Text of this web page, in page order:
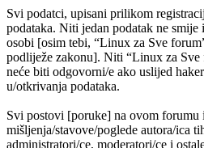
Svi podatci, upisani prilikom
podataka. Niti jedan podatak ne
osobi [osim tebi, “Linux za Sve
podliježe zakonu]. Niti “Linux za
neće biti odgovorni/e ako uslijed
u/otkrivanja podataka.
Svi postovi [poruke] na ovom forumu
mišljenja/stavove/poglede autora/ica
administratori/ce, moderatori/ce i